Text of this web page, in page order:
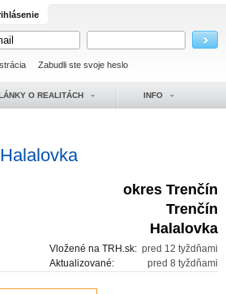
Zabudli ste svoje heslo
O REALITÁCH INFO
okres Trenčín
Trenčín
Halalovka
pred 12 tyždňami
Vložené na TRH.sk:
pred 8 tyždňami
Aktualizované: